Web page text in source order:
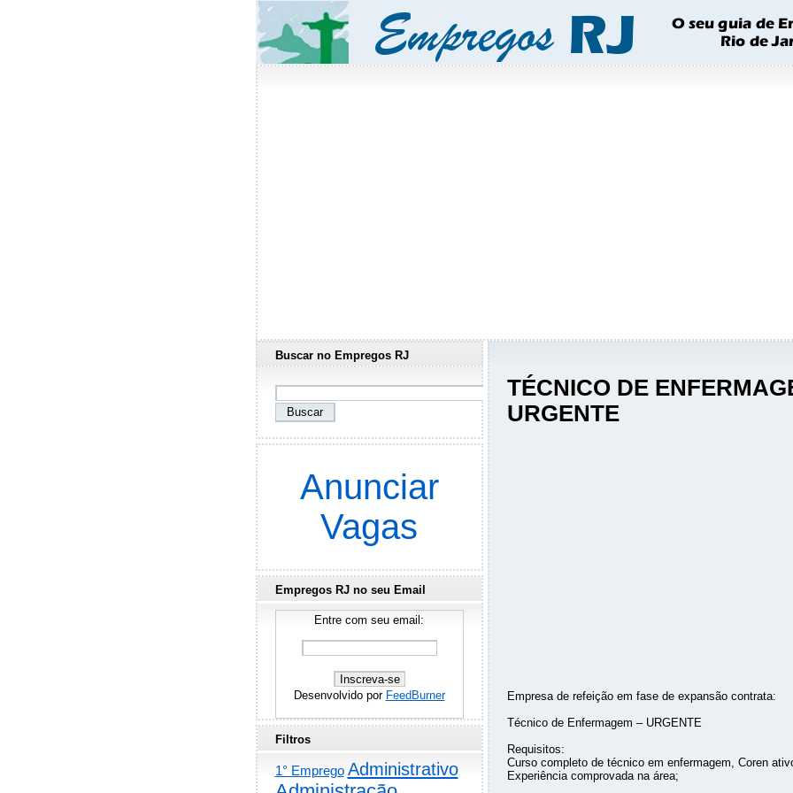
TÉCNICO DE
URGENTE
Empresa de refeição em fase de expansão contrata:
Técnico de Enfermagem – URGENTE
Requisitos:
Curso completo de técnico em enfermagem, Coren
Experiência comprovada na área;
Buscar no Empregos RJ
Anunciar
Vagas
Empregos RJ no seu Email
Entre com seu email:
Desenvolvido por FeedBurner
Filtros
1° Emprego Administrativo